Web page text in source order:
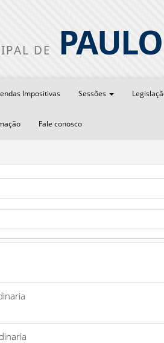
DE
Impositivas Sessões
Fale conosco